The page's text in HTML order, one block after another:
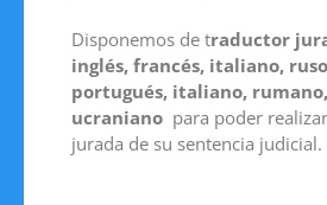
Disponemos de traductor
inglés, francés, italiano,
portugués, italiano,
ucraniano para poder
jurada de su sentencia judicial.